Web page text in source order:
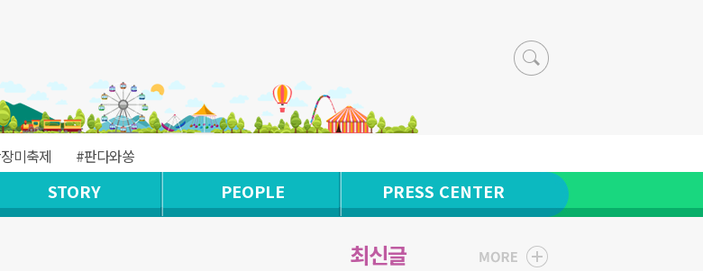
미축제 #판다와쏭
STORY PEOPLE PRESS CENTER
최신글